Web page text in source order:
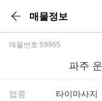
매물정보
매물번호 59965
파주
업종
타이마사지